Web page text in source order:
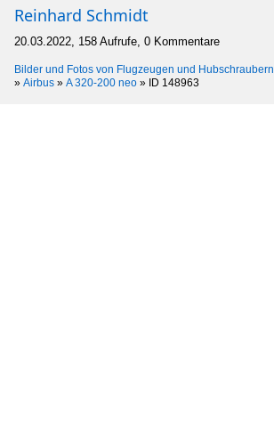
Reinhard Schmidt
20.03.2022, 158 Aufrufe, 0 Kommentare
Bilder und Fotos von Flugzeugen und Hubschraubern
» Airbus » A 320-200 neo » ID 148963